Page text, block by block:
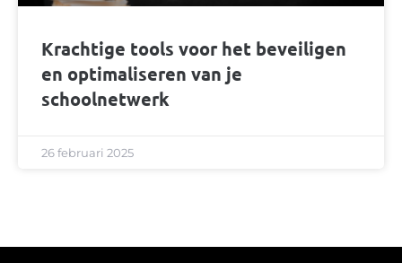
Krachtige tools voor het beveiligen
en optimaliseren van je
schoolnetwerk
26 februari 2025